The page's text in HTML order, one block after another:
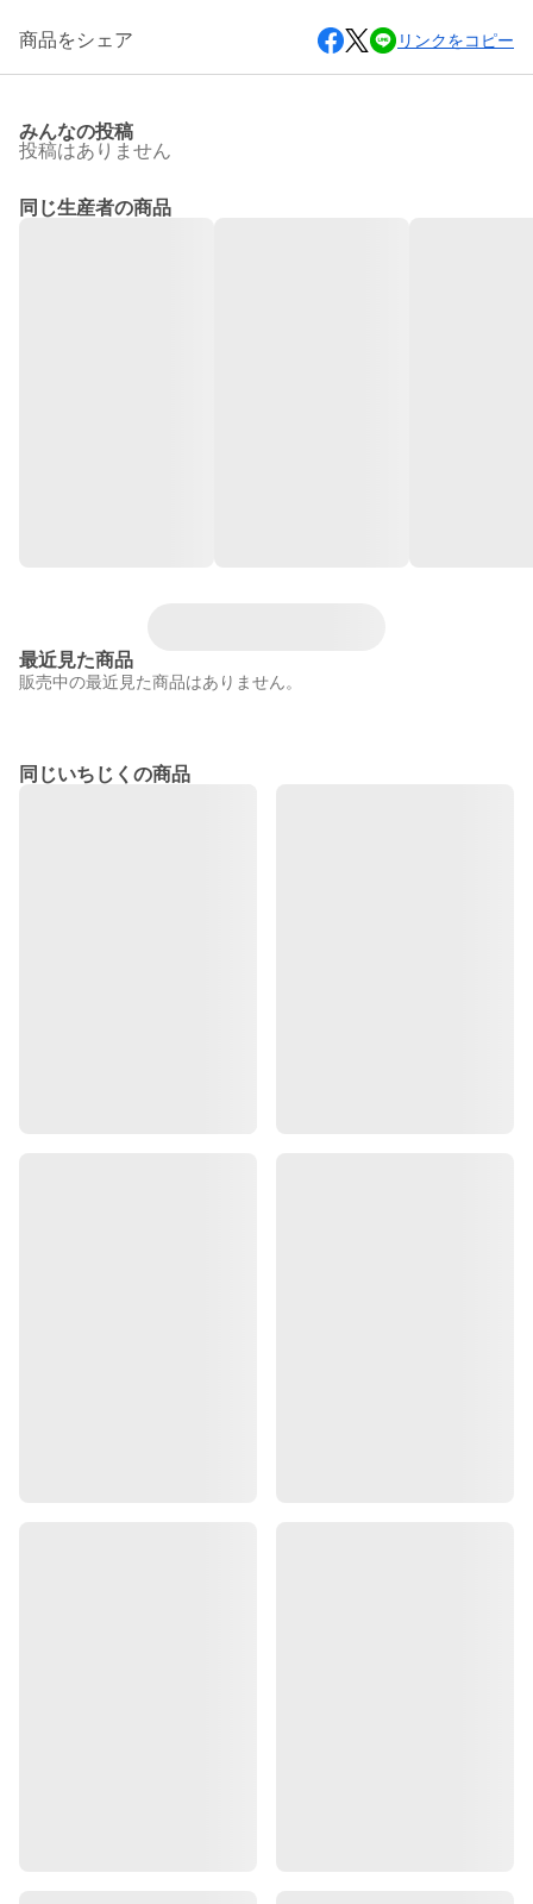
商品をシェア リンクをコピー
みんなの投稿
投稿はありません
同じ生産者の商品
最近見た商品
販売中の最近見た商品はありません。
同じいちじくの商品